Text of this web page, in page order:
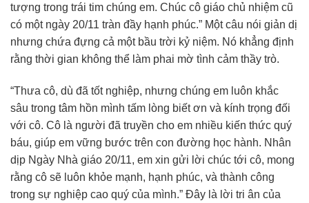
tượng trong trái tim chúng em. Chúc cô giáo chủ nhiệm cũ
có một ngày 20/11 tràn đầy hạnh phúc.” Một câu nói giản dị
nhưng chứa đựng cả một bầu trời kỷ niệm. Nó khẳng định
rằng thời gian không thể làm phai mờ tình cảm thầy trò.
“Thưa cô, dù đã tốt nghiệp, nhưng chúng em luôn khắc
sâu trong tâm hồn mình tấm lòng biết ơn và kính trọng đối
với cô. Cô là người đã truyền cho em nhiều kiến thức quý
báu, giúp em vững bước trên con đường học hành. Nhân
dịp Ngày Nhà giáo 20/11, em xin gửi lời chúc tới cô, mong
rằng cô sẽ luôn khỏe mạnh, hạnh phúc, và thành công
trong sự nghiệp cao quý của mình.” Đây là lời tri ân của